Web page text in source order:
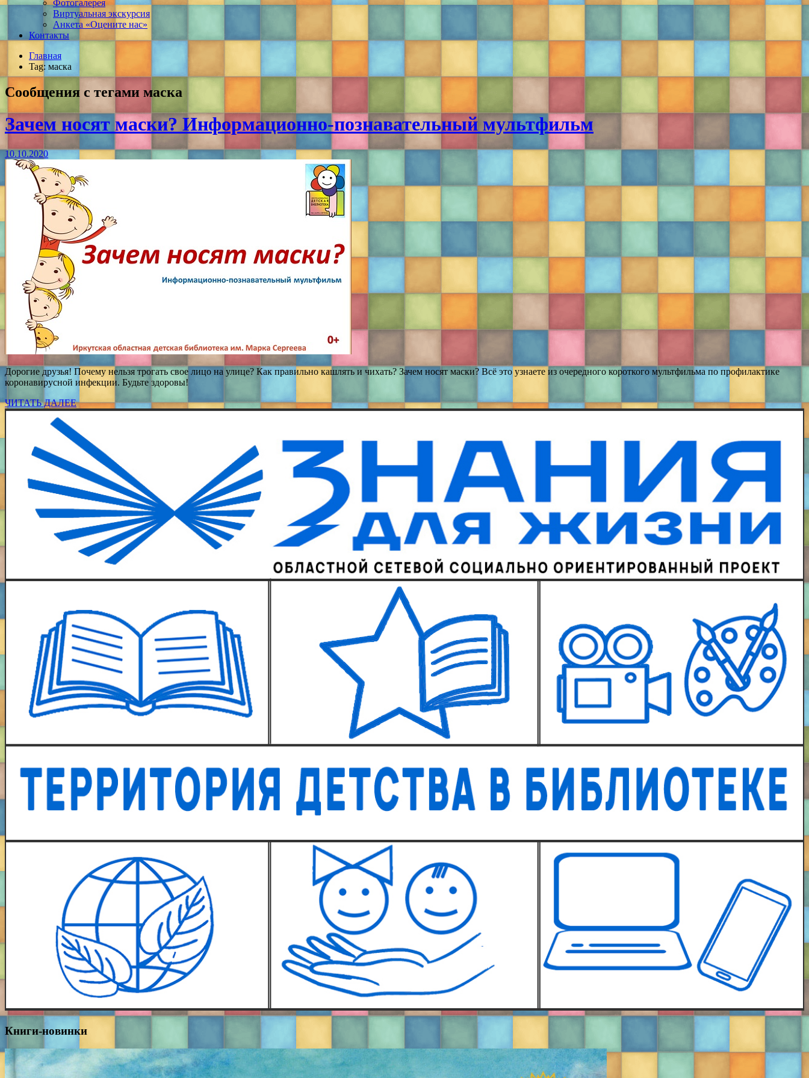
Фотогалерея
Виртуальная экскурсия
Анкета «Оцените нас»
Контакты
Главная
Tag: маска
Сообщения с тегами маска
Зачем носят маски? Информационно-познавательный мультфильм
10.10.2020
Дорогие друзья! Почему нельзя трогать свое лицо на улице? Как правильно кашлять и чихать? Зачем носят маски? Всё это узнаете из очередного короткого мультфильма по профилактике
коронавирусной инфекции. Будьте здоровы!
ЧИТАТЬ ДАЛЕЕ
Книги-новинки